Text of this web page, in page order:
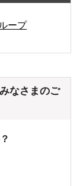
ープ
なさまのご